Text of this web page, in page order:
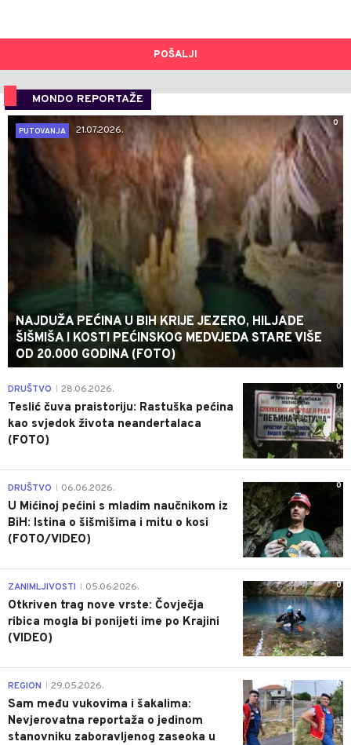
POŠALJI
MONDO REPORTAŽE
0
PUTOVANJA
21.07.2026.
NAJDUŽA PEĆINA U BIH KRIJE JEZERO, HILJADE
ŠIŠMIŠA I KOSTI PEĆINSKOG MEDVJEDA STARE VIŠE
OD 20.000 GODINA (FOTO)
0
DRUŠTVO 28.06.2026.
Teslić čuva praistoriju: Rastuška pećina
kao svjedok života neandertalaca
(FOTO)
0
DRUŠTVO 06.06.2026.
U Mićinoj pećini s mladim naučnikom iz
BiH: Istina o šišmišima i mitu o kosi
(FOTO/VIDEO)
0
ZANIMLJIVOSTI 05.06.2026.
Otkriven trag nove vrste: Čovječja
ribica mogla bi ponijeti ime po Krajini
(VIDEO)
0
REGION 29.05.2026.
Sam među vukovima i šakalima:
Nevjerovatna reportaža o jedinom
stanovniku zaboravljenog zaseoka u